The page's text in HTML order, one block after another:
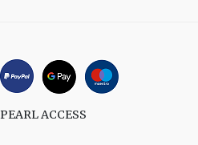
PEARL ACCESS